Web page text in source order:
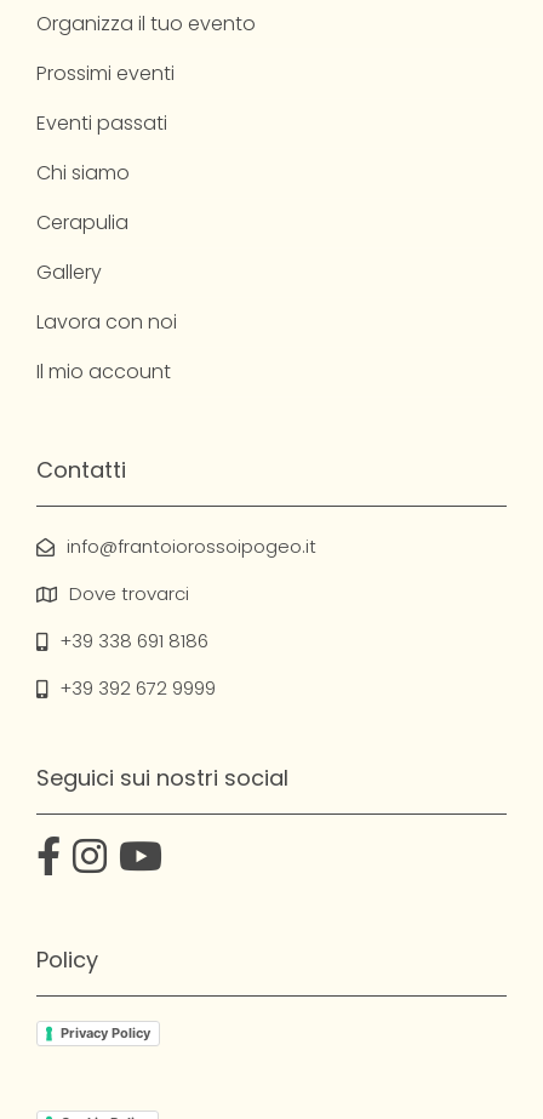
Organizza il tuo evento
Prossimi eventi
Eventi passati
Chi siamo
Cerapulia
Gallery
Lavora con noi
Il mio account
Contatti
info@frantoiorossoipogeo.it
Dove trovarci
+39 338 691 8186
+39 392 672 9999
Seguici sui nostri social
Policy
Privacy Policy